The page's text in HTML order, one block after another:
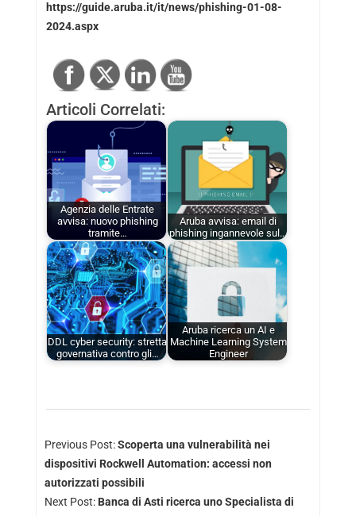
https://guide.aruba.it/it/news/phishing-01-08-
2024.aspx
Articoli Correlati:
Agenzia delle Entrate
avvisa: nuovo phishing
tramite…
Aruba avvisa: email di
phishing ingannevole sul…
DDL cyber security: stretta
governativa contro gli…
Aruba ricerca un AI e
Machine Learning System
Engineer
Previous Post:Scoperta una vulnerabilità nei
dispositivi Rockwell Automation: accessi non
autorizzati possibili
Next Post: Banca di Asti ricerca uno Specialista di